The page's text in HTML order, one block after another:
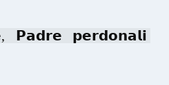
𝗣𝗮𝗱𝗿𝗲 𝗽𝗲𝗿𝗱𝗼𝗻𝗮𝗹𝗶